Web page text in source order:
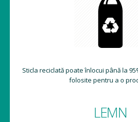
Sticla reciclată poate înlocui până la
folosite pentru a o
LEMN